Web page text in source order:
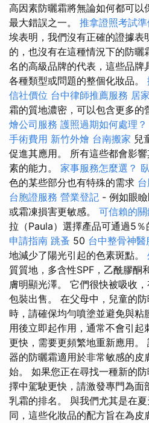
高因素防曬霜將無論如何都可以
最大錯誤之一。 推拿證照考試
埃表明，我們沒有正確的證據表
的，也沒有在這種情況下的防
名的高級品牌的代表，這些品牌
各種類型或問題的整個化妝品。
信社價位 台中律師推薦服務 居家
霜的質地濃密，可以包含更多的
燴公司服務 護照過期如何處理？
手術費用 新竹外燴 台南搬家 兒
促進其應用。 所有這些都會影
素的能力。 家事服務怎麼選？
色的某些部分也有特殊的需求
台胞證服務 營業登記 - 例如眼
或霜凍損害更敏感。 可信賴的
拉（Paula）選擇產品可通過5％
申請指南 跳蚤 50 台中整骨神醫
地減少了陽光引起的色素斑點。
質質地，多含性SPF，乙酰膠酮
膚明顯光澤。 它們很快被吸收
包裝出售。 在父母中，兒童的
時，請確保均勻噴塗並避免與
用後立即起作用，通常不會引
更快，需要更頻繁地重新應用。
器的防曬霜適用於非常敏感的皮
始。 如果您正在尋找一種新的
擇中駕駛更快，請激發專門為面
乳霜的排名。 與我們尤其是在
同，這些化妝品的配方旨在為皮